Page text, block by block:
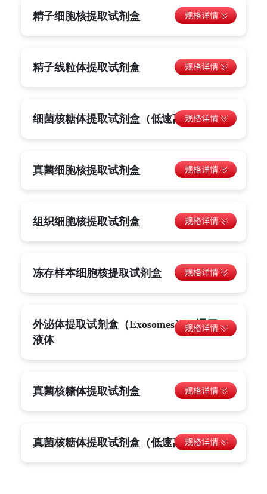
精子细胞核提取试剂盒
精子线粒体提取试剂盒
细菌核糖体提取试剂盒（低速离心法）
真菌细胞核提取试剂盒
组织细胞核提取试剂盒
冻存样本细胞核提取试剂盒
外泌体提取试剂盒（Exosomes）（通用）-
液体
真菌核糖体提取试剂盒
真菌核糖体提取试剂盒（低速离心法）